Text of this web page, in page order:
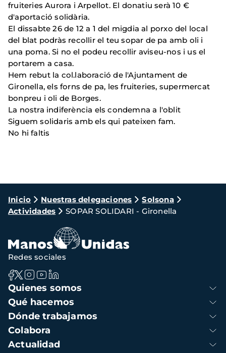
fruiteries Aurora i Arpellot. El donatiu serà 10 €
d'aportació solidària.
El dissabte 26 de 12 a 1 del migdia al porxo del local
del blat podràs recollir el teu sopar de pa amb oli i
una poma. Si no el podeu recollir aviseu-nos i us el
portarem a casa.
Hem rebut la col.laboració de l'Ajuntament de
Gironella, els forns de pa, les fruiteries, supermercat
bonpreu i oli de Borges.
La nostra indiferència els condemna a l'oblit
Siguem solidaris amb els qui pateixen fam.
No hi faltis
Ruta
de
navegación
Inicio Nuestras delegaciones
Solsona
Actividades
SOPAR SOLIDARI - Gironella
Navegación
principal
Quienes somos
Qué hacemos
Dónde trabajamos
Colabora
Actualidad
Redes sociales